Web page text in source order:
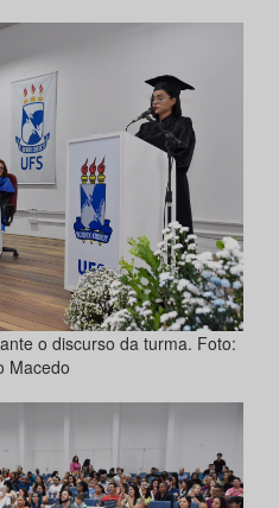
o discurso da turma. Foto:
Macedo